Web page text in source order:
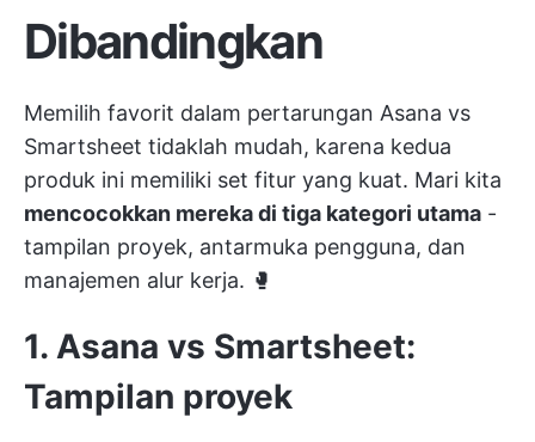
Dibandingkan
Memilih favorit dalam pertarungan Asana vs
Smartsheet tidaklah mudah, karena kedua
produk ini memiliki set fitur yang kuat. Mari kita
mencocokkan mereka di tiga kategori utama -
tampilan proyek, antarmuka pengguna, dan
manajemen alur kerja. 🥊
1. Asana vs Smartsheet:
Tampilan proyek